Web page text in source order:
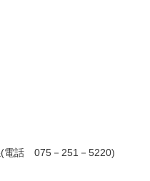
(電話 075－251－5220)